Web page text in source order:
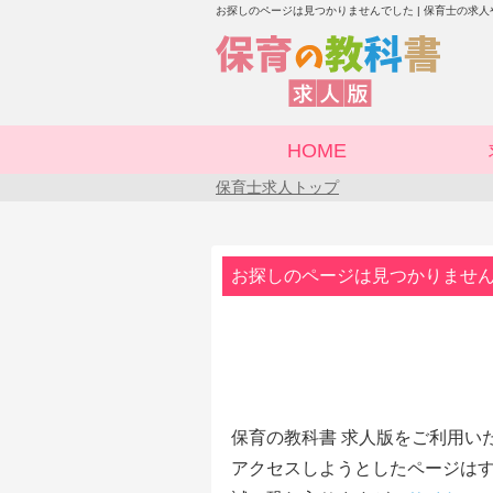
お探しのページは見つかりませんでした | 保育士の求
HOME
保育士求人トップ
お探しのページは見つかりませ
保育の教科書 求人版をご利用い
アクセスしようとしたページは